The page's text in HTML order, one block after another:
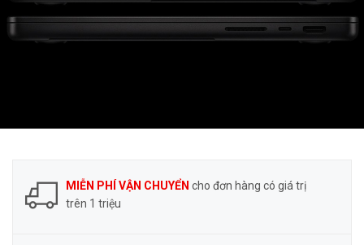
MIỄN PHÍ VẬN CHUYỂN cho đơn hàng có giá trị
trên 1 triệu